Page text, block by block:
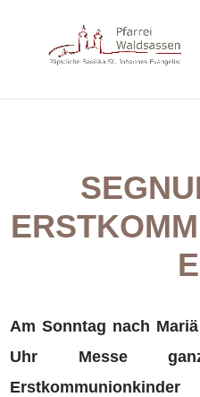
Am Sonntag nach
Uhr Messe